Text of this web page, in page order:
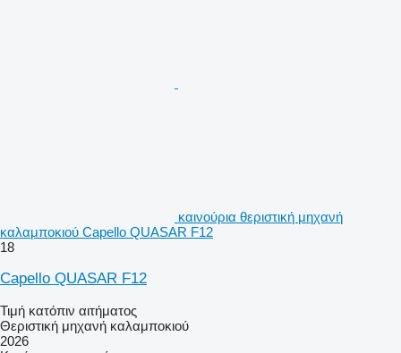
καινούρια θεριστική μηχανή
καλαμποκιού Capello QUASAR F12
18
Capello QUASAR F12
Τιμή κατόπιν αιτήματος
Θεριστική μηχανή καλαμποκιού
2026